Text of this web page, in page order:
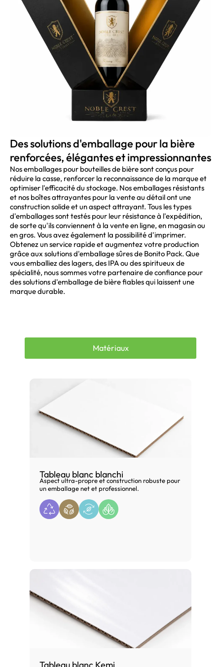
Des solutions d'emballage pour la bière
renforcées, élégantes et impressionnantes
Nos emballages pour bouteilles de bière sont conçus pour
réduire la casse, renforcer la reconnaissance de la marque et
optimiser l'efficacité du stockage. Nos emballages résistants
et nos boîtes attrayantes pour la vente au détail ont une
construction solide et un aspect attrayant. Tous les types
d'emballages sont testés pour leur résistance à l'expédition,
de sorte qu'ils conviennent à la vente en ligne, en magasin ou
en gros. Vous avez également la possibilité d'imprimer.
Obtenez un service rapide et augmentez votre production
grâce aux solutions d'emballage sûres de Bonito Pack. Que
vous emballiez des lagers, des IPA ou des spiritueux de
spécialité, nous sommes votre partenaire de confiance pour
des solutions d'emballage de bière fiables qui laissent une
marque durable.
Matériaux
Tableau blanc blanchi
Aspect ultra-propre et construction robuste pour
un emballage net et professionnel.